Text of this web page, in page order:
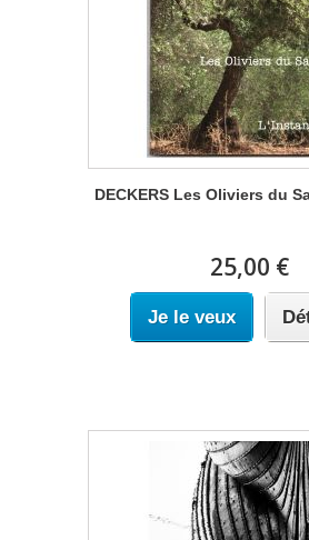
DECKERS Les Oliviers du
25,00 €
Je le veux